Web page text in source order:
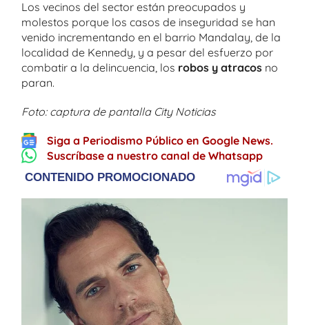
Los vecinos del sector están preocupados y
molestos porque los casos de inseguridad se han
venido incrementando en el barrio Mandalay, de la
localidad de Kennedy, y a pesar del esfuerzo por
combatir a la delincuencia, los robos y atracos no
paran.
Foto: captura de pantalla City Noticias
Siga a Periodismo Público en Google News.
Suscríbase a nuestro canal de Whatsapp